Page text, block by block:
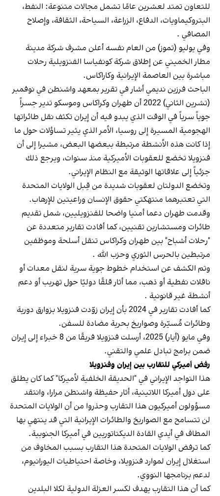
للتعاون تمتد لعشرين عامًا تشمل مجالات متنوعة: النفط،
البتروكيماويات، الدفاع، الزراعة، السياحة، الثقافة، وإصلاح
المصافي .
وفي يوليو (تموز) من العام نفسه أعلن مشرف شركة مدينة
مطار الخميني عن إطلاق شركة كونفياسا الفنزويلية رحلات
مباشرة بين العاصمة الإيرانية وكاراكاس.
الباحث فرزين نديمي أشار في تقرير بمعهد واشنطن في نوفمبر
(تشرين الثاني) 2022 أن طهران وكراكاس وموسكو تدير جسراً
جوياً سرياً في الوقت الذي يبدو فيه أن إيران تكثف نقل طائراتها
الهجومية المسيرة إلى روسيا، الأمر الذي يثير تساؤلات حول ما
إذا كانت هذه الأنشطة مرتبطة ببعضها البعض، مشيرا إلى أن
فنزويلا تخضع للعقوبات الأميركية منذ سنوات، ويرجع ذلك
جزئياً إلى علاقاتها الوثيقة مع النظام الإيراني.
وتخضع الدولتان لعقوبات شديدة من قِبل الولايات المتحدة
التي تعتبرهما منتهكتي حقوق الإنسان وراعيتين للإرهاب.
وقدمت طهران دعما أمنيا واضحا للفنزويليين، شمل تقديم
طائرات ومستشارين تقنيين، كما أفادت تقارير متعددة عن
"رحلات أشباح" بين طهران وكراكاس تنقل أسلحة وموظفين
مرتبطين بالحرس الثوري وحزب الله .
وتم الكشف عن استخدام خطوط جوية سرية لنقل معدات أو
ناقلات نفطية أو ذهب، مما أثار قلقًا دوليًا حول تهريب أو دعم
أنشطة غير قانونية .
كما أفادت تقارير في 2024 بأن إيران زوّدت فنزويلا بزوارق دورية
وطائرات مُسيّرة وصواريخ بحرية مضادة للسفن.
وفي مايو (أيار) 2025، أرسلت فنزويلا فريقًا من 8 خبراء إلى إيران
ضمن برامج تبادل علمي والتقني.
رفض أميركي للتقارب بين إيران وفنزويلا
هذا التواجد الإيراني في "الحديقة الخلفية لأميركا" كما كان يطلق
على دول أميركا اللاتينية، أثار حفيظة واشنطن مرارا، وانتقد
مسؤولون أميركيون هذا التقارب وحذروا من أن الولايات المتحدة
لن تتسامح مع الصواريخ والطائرات الإيرانية التي قد ينتهي بها
المطاف في أيدي القادة الديكتاتوريين في أميركا الجنوبية.
كما ترفض الولايات المتحدة هذا التقارب بسبب المخاوف من
استغلال إيران لموارد فنزويلا، وخاصة احتياطيات اليورانيوم،
لدعم برنامجها النووي.
كما أن هذا التقارب يهدف لكسر العزلة الدولية لكلا البلدين